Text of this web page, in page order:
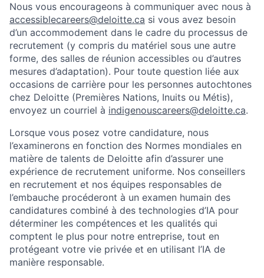
Nous vous encourageons à communiquer avec nous à
accessiblecareers@deloitte.ca si vous avez besoin
d’un accommodement dans le cadre du processus de
recrutement (y compris du matériel sous une autre
forme, des salles de réunion accessibles ou d’autres
mesures d’adaptation). Pour toute question liée aux
occasions de carrière pour les personnes autochtones
chez Deloitte (Premières Nations, Inuits ou Métis),
envoyez un courriel à indigenouscareers@deloitte.ca.
Lorsque vous posez votre candidature, nous
l’examinerons en fonction des Normes mondiales en
matière de talents de Deloitte afin d’assurer une
expérience de recrutement uniforme. Nos conseillers
en recrutement et nos équipes responsables de
l’embauche procéderont à un examen humain des
candidatures combiné à des technologies d’IA pour
déterminer les compétences et les qualités qui
comptent le plus pour notre entreprise, tout en
protégeant votre vie privée et en utilisant l’IA de
manière responsable.